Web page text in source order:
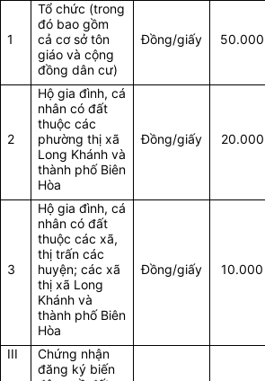
1
Tổ chức (trong
đó bao gồm
cả cơ sở tôn
giáo và cộng
đồng dân cư)
Đồng/giấy 50.000
2
Hộ gia đình, cá
nhân có đất
thuộc các
phường thị xã
Long Khánh và
thành phố Biên
Hòa
Đồng/giấy 20.000
3
Hộ gia đình, cá
nhân có đất
thuộc các xã,
thị trấn các
huyện; các xã
thị xã Long
Khánh và
thành phố Biên
Hòa
Đồng/giấy 10.000
III
Chứng nhận
đăng ký biến